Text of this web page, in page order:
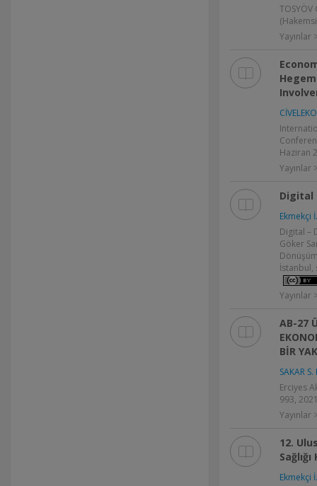
Yayınlar
Haziran
Yayınlar
Digital
Ekmekçi İ.
Digital –
Göker
İstanbul,
Yayınlar
AB-27
BİR
SAKAR S.
Erciyes
993,
Yayınlar
12.
Ekmekçi İ.